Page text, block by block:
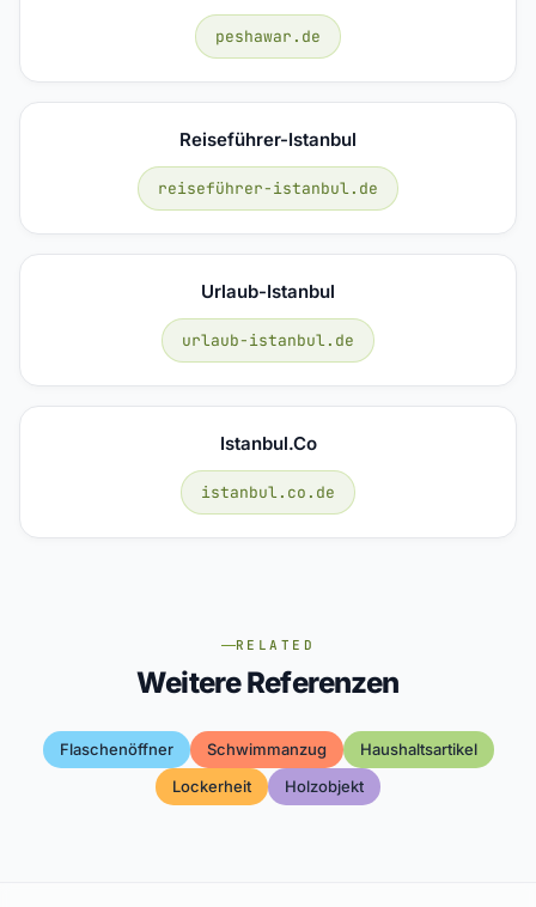
peshawar.de
Reiseführer-Istanbul
reiseführer-istanbul.de
Urlaub-Istanbul
urlaub-istanbul.de
Istanbul.co
istanbul.co.de
RELATED
Weitere Referenzen
Flaschenöffner Schwimmanzug
Haushaltsartikel
Lockerheit
Holzobjekt